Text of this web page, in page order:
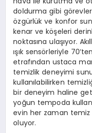
doldurma gibi
özgürlük ve konfor
kenar ve köşeleri
noktasına ulaşıyor.
ışık sensörleriyle
etrafından ustaca
temizlik deneyimi
kullanılabilirken
bir deneyim haline
yoğun tempoda
evin her zaman temiz
oluyor.